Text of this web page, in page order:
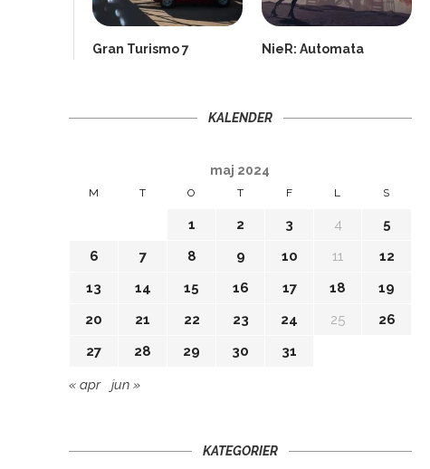
Gran Turismo 7 NieR: Automata
KALENDER
maj 2024
M T O T F L S
1 2 3 4
5
6
7 8 9 10 11
12
13
14 15 16 17 18
19
20
21 22 23 24 25
26
27
28 29 30 31
« apr jun »
KATEGORIER